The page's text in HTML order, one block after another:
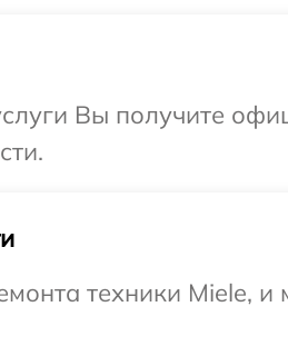
Вы получите
техники Miele, и